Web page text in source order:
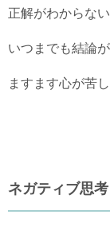
正解がわからな
いつまでも結論
ますます心が苦
ネガティブ思考